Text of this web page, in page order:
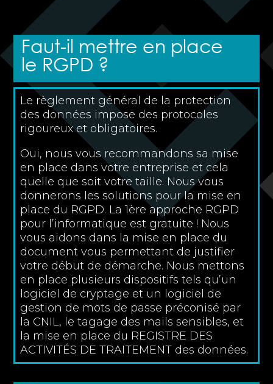
Faut-il mettre en place
le RGPD ?
Le règlement général de la protection
des données impose des protocoles
rigoureux et obligatoires.
Oui, nous vous recommandons sa mise
en place dans votre entreprise et cela
quelle que soit votre taille. Nous vous
donnerons les solutions pour la mise en
place du RGPD. La 1ère approche RGPD
pour l’informatique est gratuite ! Nous
vous aidons dans la mise en place du
document vous permettant de justifier
votre début de démarche. Nous mettons
en place plusieurs dispositifs tels qu’un
logiciel de cryptage et un logiciel de
gestion de mots de passe préconisé par
la CNIL, le tagage des mails sensibles, et
la mise en place du REGISTRE DES
ACTIVITÉS DE TRAITEMENT des données.